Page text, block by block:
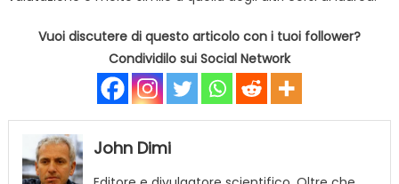
Vuoi discutere di questo articolo con i tuoi follower?
Condividilo sui Social Network
John Dimi